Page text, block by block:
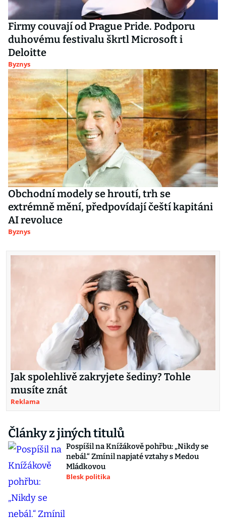
Firmy couvají od Prague Pride. Podporu
duhovému festivalu škrtl Microsoft i
Deloitte
Byznys
Obchodní modely se hroutí, trh se
extrémně mění, předpovídají čeští kapitáni
AI revoluce
Byznys
Jak spolehlivě zakryjete šediny? Tohle
musíte znát
Reklama
Články z jiných titulů
Pospíšil na Knížákově pohřbu: „Nikdy se
nebál.“ Zmínil napjaté vztahy s Medou
Mládkovou
Blesk politika